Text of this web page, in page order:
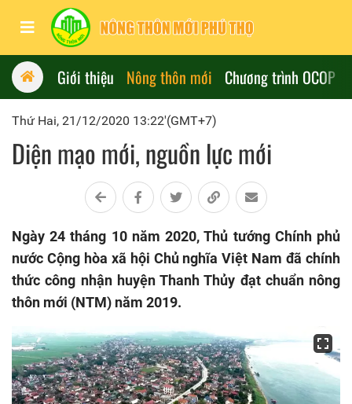
Giới thiệu Nông thôn mới Chương trình OCOP
Thứ Hai, 21/12/2020 13:22'(GMT+7)
Diện mạo mới, nguồn lực mới
Ngày 24 tháng 10 năm 2020, Thủ tướng Chính phủ
nước Cộng hòa xã hội Chủ nghĩa Việt Nam đã chính
thức công nhận huyện Thanh Thủy đạt chuẩn nông
thôn mới (NTM) năm 2019.